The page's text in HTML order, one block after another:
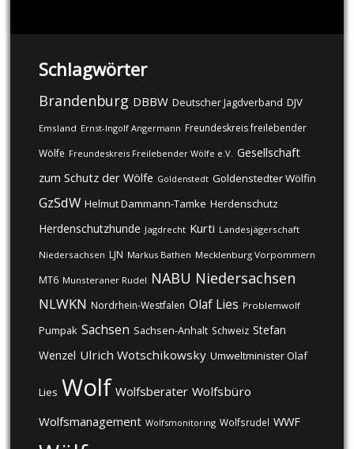
Schlagwörter
Brandenburg DBBW Deutscher Jagdverband DJV
Emsland Ernst-Ingolf Angermann Freundeskreis freilebender
Wölfe Freundeskreis Freilebender Wölfe e.V. Gesellschaft
zum Schutz der Wölfe Goldenstedt Goldenstedter Wölfin
GzSdW Helmut Dammann-Tamke Herdenschutz
Herdenschutzhunde Jagdrecht Kurti Landesjägerschaft
Niedersachsen LJN Markus Bathen Mecklenburg Vorpommern
MT6 Munsteraner Rudel NABU Niedersachsen
NLWKN Nordrhein-Westfalen Olaf Lies Problemwolf
Pumpak Sachsen Sachsen-Anhalt Schweiz Stefan
Wenzel Ulrich Wotschikowsky Umweltminister Olaf
Lies Wolf Wolfsberater Wolfsbüro
Wolfsmanagement Wolfsmonitoring Wolfsrudel WWF